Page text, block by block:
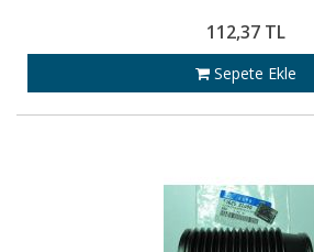
112,37 TL
Sepete Ekle